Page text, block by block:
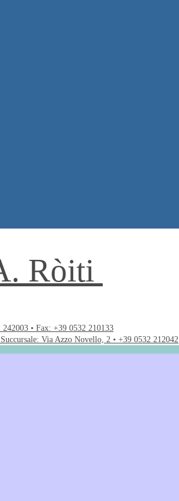
Ròiti
• Fax: +39 0532 210133
Via Azzo Novello, 2 • +39 0532 212042